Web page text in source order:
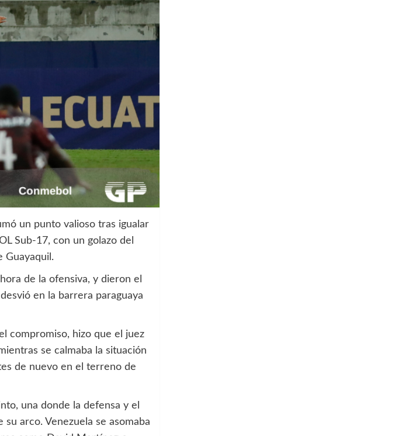
un punto valioso tras igualar
Sub-17, con un golazo del
Guayaquil.
de la ofensiva, y dieron el
en la barrera paraguaya
compromiso, hizo que el juez
se calmaba la situación
de nuevo en el terreno de
una donde la defensa y el
arco. Venezuela se asomaba